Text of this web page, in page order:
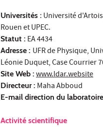
Universités : Université
Rouen et UPEC.
Statut : EA 4434
Adresse : UFR de Physique,
Léonie Duquet, Case Courrier
Site Web : www.ldar.website
Directeur : Maha Abboud
E-mail direction du
Activité scientifique